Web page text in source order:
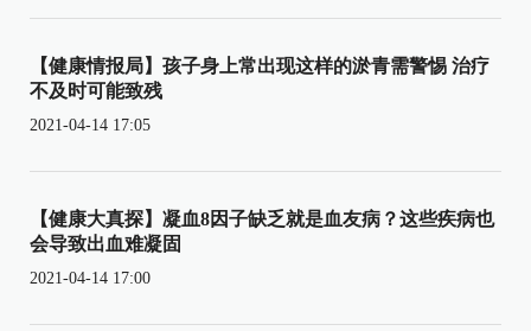
【健康情报局】孩子身上常出现这样的淤青需警惕 治疗
不及时可能致残
2021-04-14 17:05
【健康大真探】凝血8因子缺乏就是血友病？这些疾病也
会导致出血难凝固
2021-04-14 17:00